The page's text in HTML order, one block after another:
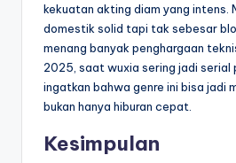
kekuatan akting diam yang intens.
domestik solid tapi tak sebesar
menang banyak penghargaan
2025, saat wuxia sering jadi serial
ingatkan bahwa genre ini bisa jadi
bukan hanya hiburan cepat.
Kesimpulan